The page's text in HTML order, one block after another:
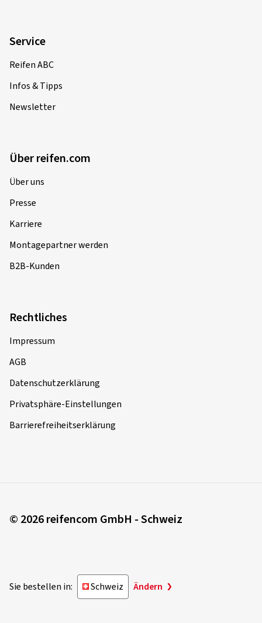
Service
Reifen ABC
Infos & Tipps
Newsletter
Über reifen.com
Über uns
Presse
Karriere
Montagepartner werden
B2B-Kunden
Rechtliches
Impressum
AGB
Datenschutzerklärung
Privatsphäre-Einstellungen
Barrierefreiheitserklärung
© 2026 reifencom GmbH - Schweiz
Sie bestellen in: Schweiz Ändern